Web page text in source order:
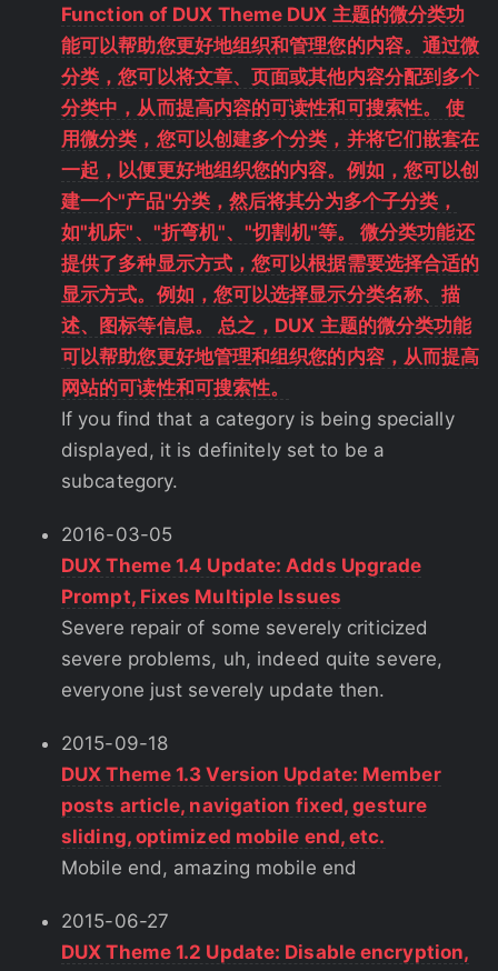
Function of DUX Theme DUX 主题的微分类功
能可以帮助您更好地组织和管理您的内容。通过微
分类，您可以将文章、页面或其他内容分配到多个
分类中，从而提高内容的可读性和可搜索性。 使
用微分类，您可以创建多个分类，并将它们嵌套在
一起，以便更好地组织您的内容。例如，您可以创
建一个"产品"分类，然后将其分为多个子分类，
如"机床"、"折弯机"、"切割机"等。 微分类功能还
提供了多种显示方式，您可以根据需要选择合适的
显示方式。例如，您可以选择显示分类名称、描
述、图标等信息。 总之，DUX 主题的微分类功能
可以帮助您更好地管理和组织您的内容，从而提高
网站的可读性和可搜索性。
If you find that a category is being specially
displayed, it is definitely set to be a
subcategory.
2016-03-05
DUX Theme 1.4 Update: Adds Upgrade
Prompt, Fixes Multiple Issues
Severe repair of some severely criticized
severe problems, uh, indeed quite severe,
everyone just severely update then.
2015-09-18
DUX Theme 1.3 Version Update: Member
posts article, navigation fixed, gesture
sliding, optimized mobile end, etc.
Mobile end, amazing mobile end
2015-06-27
DUX Theme 1.2 Update: Disable encryption,